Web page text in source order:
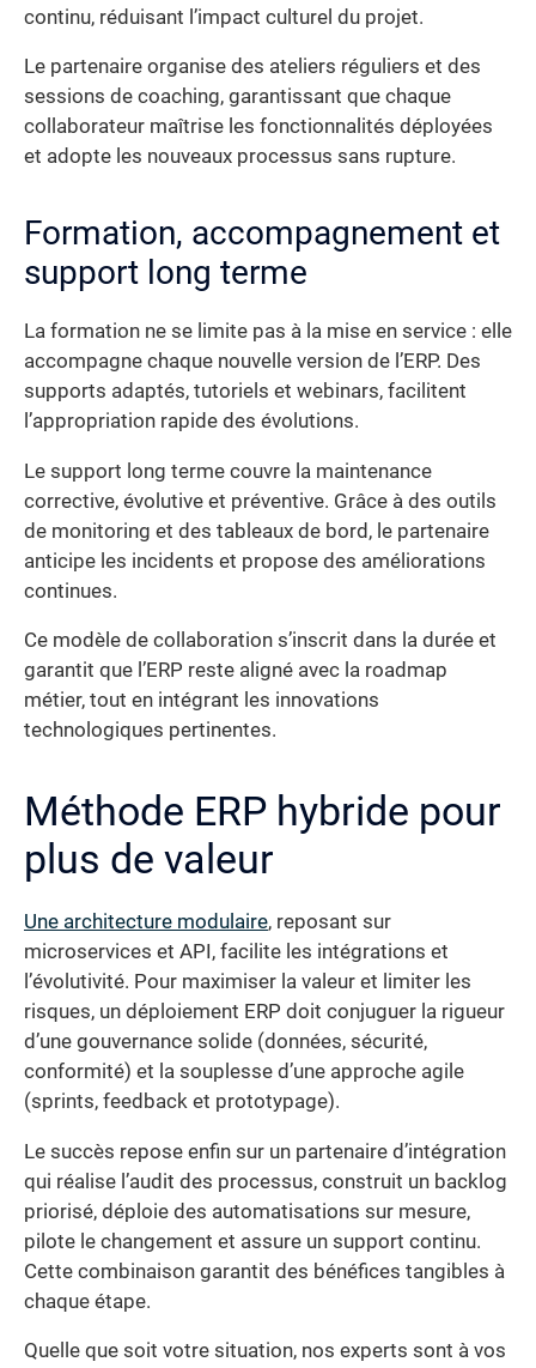
continu, réduisant l’impact culturel du projet.
Le partenaire organise des ateliers réguliers et des
sessions de coaching, garantissant que chaque
collaborateur maîtrise les fonctionnalités déployées
et adopte les nouveaux processus sans rupture.
Formation, accompagnement et
support long terme
La formation ne se limite pas à la mise en service : elle
accompagne chaque nouvelle version de l’ERP. Des
supports adaptés, tutoriels et webinars, facilitent
l’appropriation rapide des évolutions.
Le support long terme couvre la maintenance
corrective, évolutive et préventive. Grâce à des outils
de monitoring et des tableaux de bord, le partenaire
anticipe les incidents et propose des améliorations
continues.
Ce modèle de collaboration s’inscrit dans la durée et
garantit que l’ERP reste aligné avec la roadmap
métier, tout en intégrant les innovations
technologiques pertinentes.
Méthode ERP hybride pour
plus de valeur
Une architecture modulaire, reposant sur
microservices et API, facilite les intégrations et
l’évolutivité. Pour maximiser la valeur et limiter les
risques, un déploiement ERP doit conjuguer la rigueur
d’une gouvernance solide (données, sécurité,
conformité) et la souplesse d’une approche agile
(sprints, feedback et prototypage).
Le succès repose enfin sur un partenaire d’intégration
qui réalise l’audit des processus, construit un backlog
priorisé, déploie des automatisations sur mesure,
pilote le changement et assure un support continu.
Cette combinaison garantit des bénéfices tangibles à
chaque étape.
Quelle que soit votre situation, nos experts sont à vos